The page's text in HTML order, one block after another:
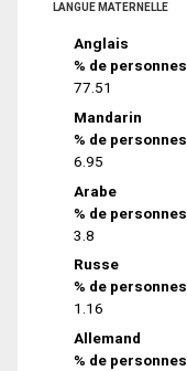
LANGUE MATERNELLE
Anglais
% de personnes
77.51
Mandarin
% de personnes
6.95
Arabe
% de personnes
3.8
Russe
% de personnes
1.16
Allemand
% de personnes